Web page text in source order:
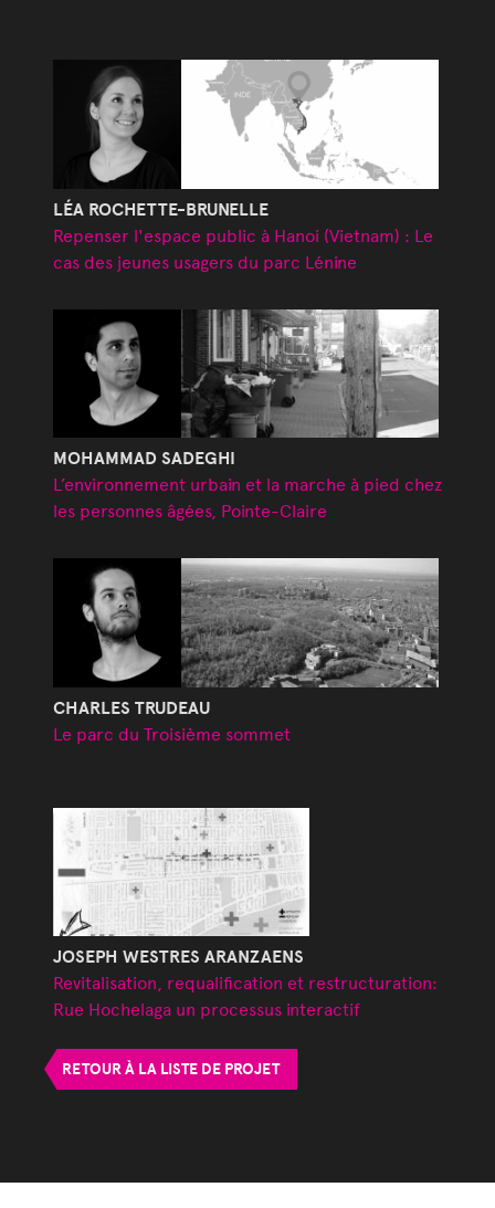
LÉA ROCHETTE-BRUNELLE
Repenser l'espace public à Hanoi (Vietnam) : Le
cas des jeunes usagers du parc Lénine
MOHAMMAD SADEGHI
L’environnement urbain et la marche à pied chez
les personnes âgées, Pointe-Claire
CHARLES TRUDEAU
Le parc du Troisième sommet
JOSEPH WESTRES ARANZAENS
Revitalisation, requalification et restructuration:
Rue Hochelaga un processus interactif
RETOUR À LA LISTE DE PROJET